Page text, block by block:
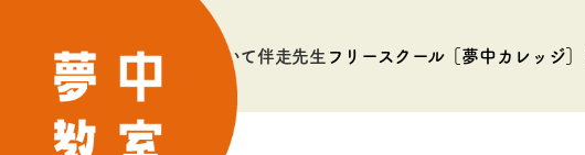
夢中教室について伴走先生 フリースクール［夢中カレッジ］
これはindex.phpです